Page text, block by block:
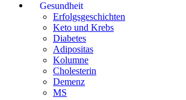
Gesundheit
Erfolgsgeschichten
Keto und Krebs
Diabetes
Adipositas
Kolumne
Cholesterin
Demenz
MS